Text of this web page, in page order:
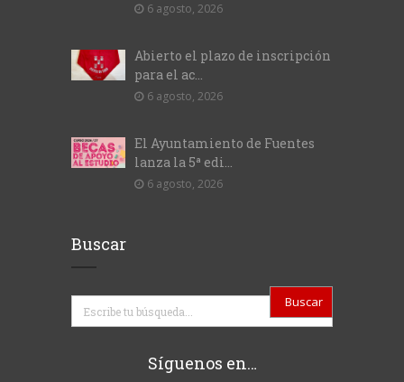
6 agosto, 2026
Abierto el plazo de inscripción
para el ac...
6 agosto, 2026
El Ayuntamiento de Fuentes
lanza la 5ª edi...
6 agosto, 2026
Buscar
Buscar
Síguenos en…